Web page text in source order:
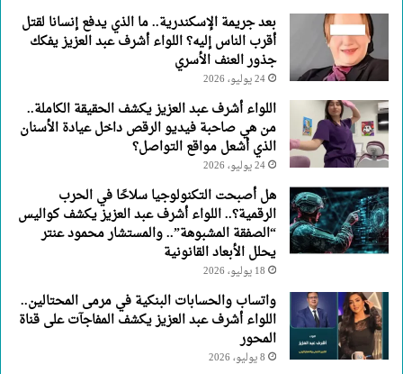
جذور
العنف
الأسري
بعد جريمة الإسكندرية.. ما الذي يدفع إنسانا لقتل
أقرب الناس إليه؟ اللواء أشرف عبد العزيز يفكك
جذور العنف الأسري
24 يوليو، 2026
اللواء أشرف عبد العزيز يكشف الحقيقة الكاملة..
من هي صاحبة فيديو الرقص داخل عيادة الأسنان
الذي أشعل مواقع التواصل؟
24 يوليو، 2026
هل أصبحت التكنولوجيا سلاحًا في الحرب
الرقمية؟.. اللواء أشرف عبد العزيز يكشف كواليس
“الصفقة المشبوهة”.. والمستشار محمود عنتر
يحلل الأبعاد القانونية
18 يوليو، 2026
واتساب والحسابات البنكية في مرمى المحتالين..
اللواء أشرف عبد العزيز يكشف المفاجآت على قناة
المحور
8 يوليو، 2026